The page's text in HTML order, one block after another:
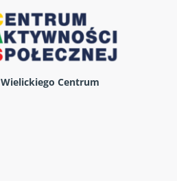
Wielickiego Centrum